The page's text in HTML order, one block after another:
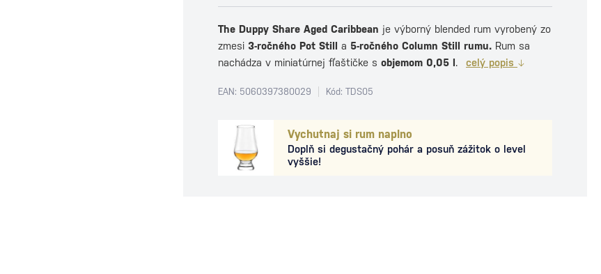
Vychutnaj si rum naplno
Doplň si degustačný pohár a posuň zážitok o level
vyššie!
The Duppy Share Aged Caribbean je výborný blended rum vyrobený zo
zmesi 3-ročného Pot Still a 5-ročného Column Still rumu. Rum sa
nachádza v miniatúrnej fľaštičke s objemom 0,05 l. celý popis
EAN: 5060397380029 Kód: TDS05